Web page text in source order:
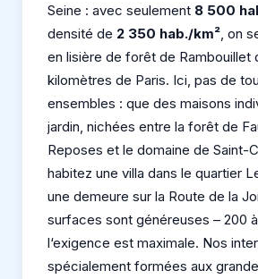
Seine : avec seulement 8 500
densité de 2 350 hab./km² , on
en lisière de forêt de Rambouillet
kilomètres de Paris. Ici, pas de
ensembles : que des maisons
jardin, nichées entre la forêt de
Reposes et le domaine de Saint-
habitez une villa dans le quartier
une demeure sur la Route de la
surfaces sont généreuses – 200
l‘exigence est maximale. Nos
spécialement formées aux